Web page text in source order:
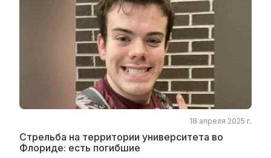
18 апреля 2025 г.
Стрельба на территории университета во
Флориде: есть погибшие